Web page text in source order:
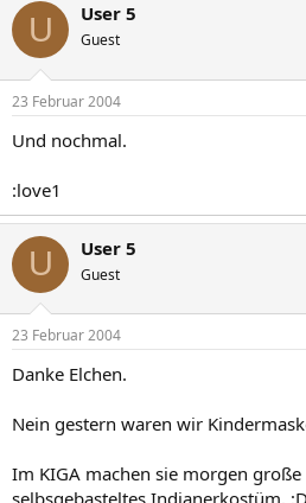
U User 5
Guest
23 Februar 2004
Und nochmal.
:love1
U User 5
Guest
23 Februar 2004
Danke Elchen.
Nein gestern waren wir
Im KIGA machen sie morgen
selbsgebasteltes Indianerkostüm. ;D